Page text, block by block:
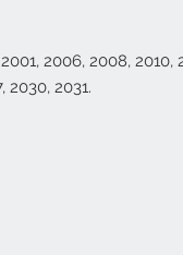
2006, 2008, 2010,
2030, 2031.